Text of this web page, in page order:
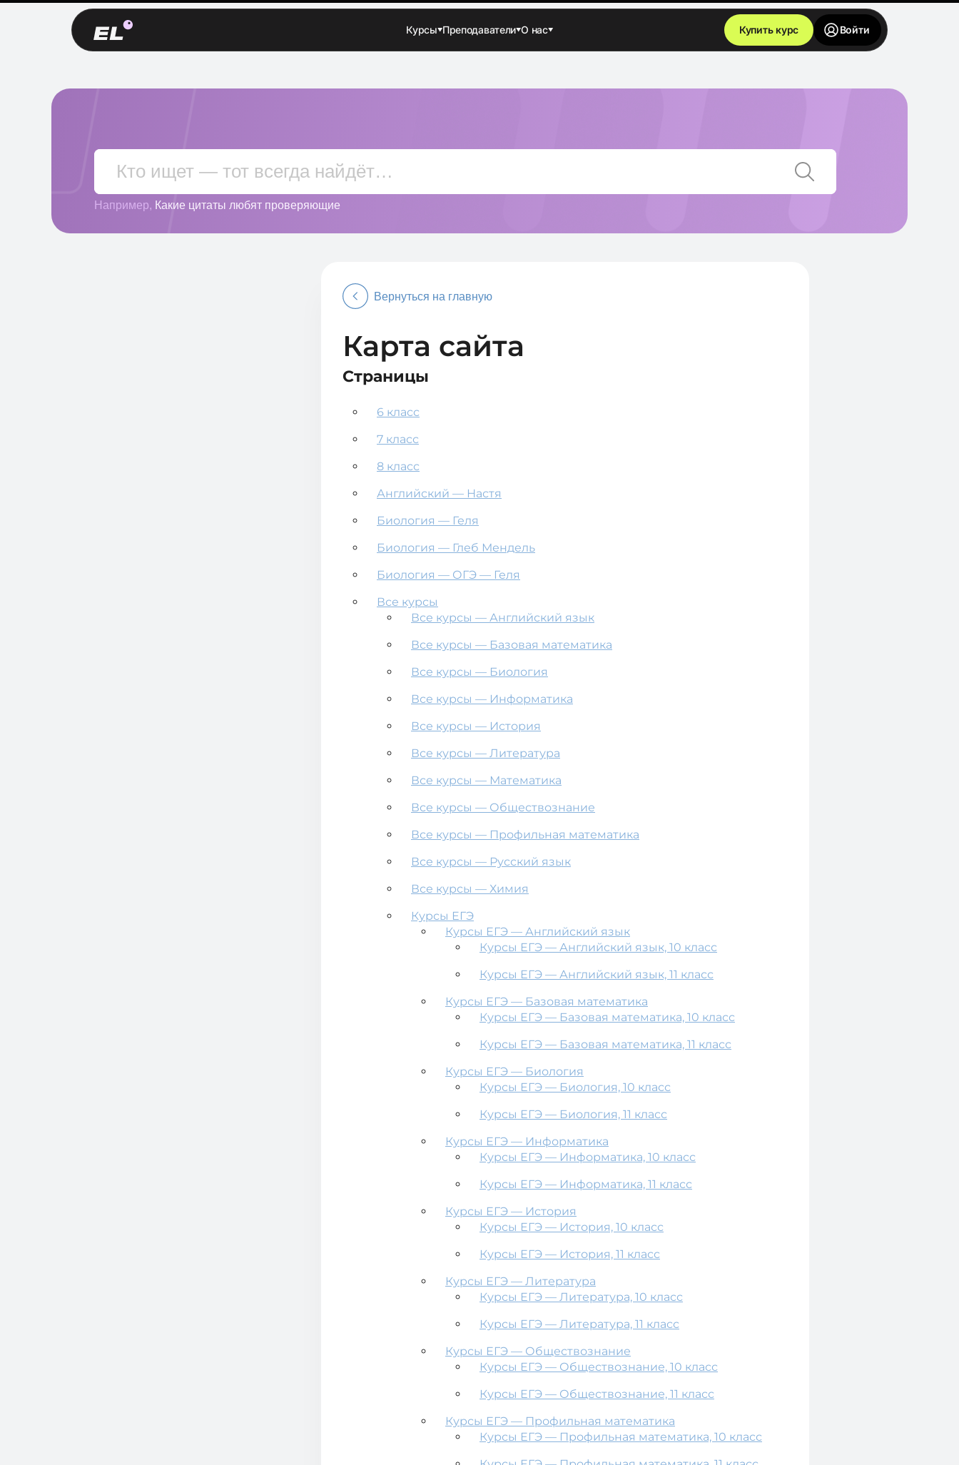
Курсы Преподаватели О нас Купить курс Войти
Например, Какие цитаты любят проверяющие
Вернуться на главную
Карта сайта
Страницы
6 класс
7 класс
8 класс
Английский — Настя
Биология — Геля
Биология — Глеб Мендель
Биология — ОГЭ — Геля
Все курсы
Все курсы — Английский язык
Все курсы — Базовая математика
Все курсы — Биология
Все курсы — Информатика
Все курсы — История
Все курсы — Литература
Все курсы — Математика
Все курсы — Обществознание
Все курсы — Профильная математика
Все курсы — Русский язык
Все курсы — Химия
Курсы ЕГЭ
Курсы ЕГЭ — Английский язык
Курсы ЕГЭ — Английский язык, 10 класс
Курсы ЕГЭ — Английский язык, 11 класс
Курсы ЕГЭ — Базовая математика
Курсы ЕГЭ — Базовая математика, 10 класс
Курсы ЕГЭ — Базовая математика, 11 класс
Курсы ЕГЭ — Биология
Курсы ЕГЭ — Биология, 10 класс
Курсы ЕГЭ — Биология, 11 класс
Курсы ЕГЭ — Информатика
Курсы ЕГЭ — Информатика, 10 класс
Курсы ЕГЭ — Информатика, 11 класс
Курсы ЕГЭ — История
Курсы ЕГЭ — История, 10 класс
Курсы ЕГЭ — История, 11 класс
Курсы ЕГЭ — Литература
Курсы ЕГЭ — Литература, 10 класс
Курсы ЕГЭ — Литература, 11 класс
Курсы ЕГЭ — Обществознание
Курсы ЕГЭ — Обществознание, 10 класс
Курсы ЕГЭ — Обществознание, 11 класс
Курсы ЕГЭ — Профильная математика
Курсы ЕГЭ — Профильная математика, 10 класс